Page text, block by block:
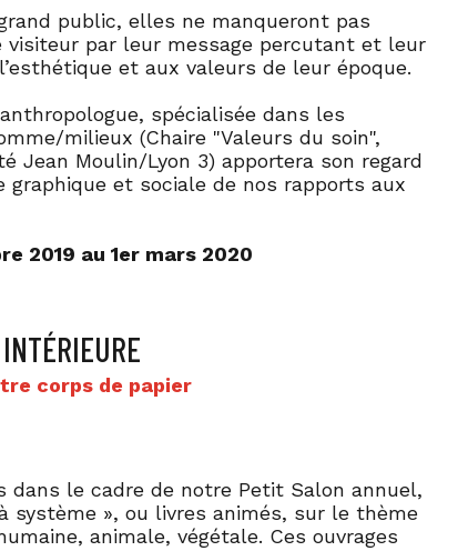
public, elles ne manqueront pas
visiteur par leur message percutant et leur
et aux valeurs de leur époque.
spécialisée dans les
milieux (Chaire "Valeurs du soin",
Jean Moulin/Lyon 3) apportera son regard
graphique et sociale de nos rapports aux
2019 au 1er mars 2020
corps de papier
dans le cadre de notre Petit Salon annuel,
système », ou livres animés, sur le thème
animale, végétale. Ces ouvrages